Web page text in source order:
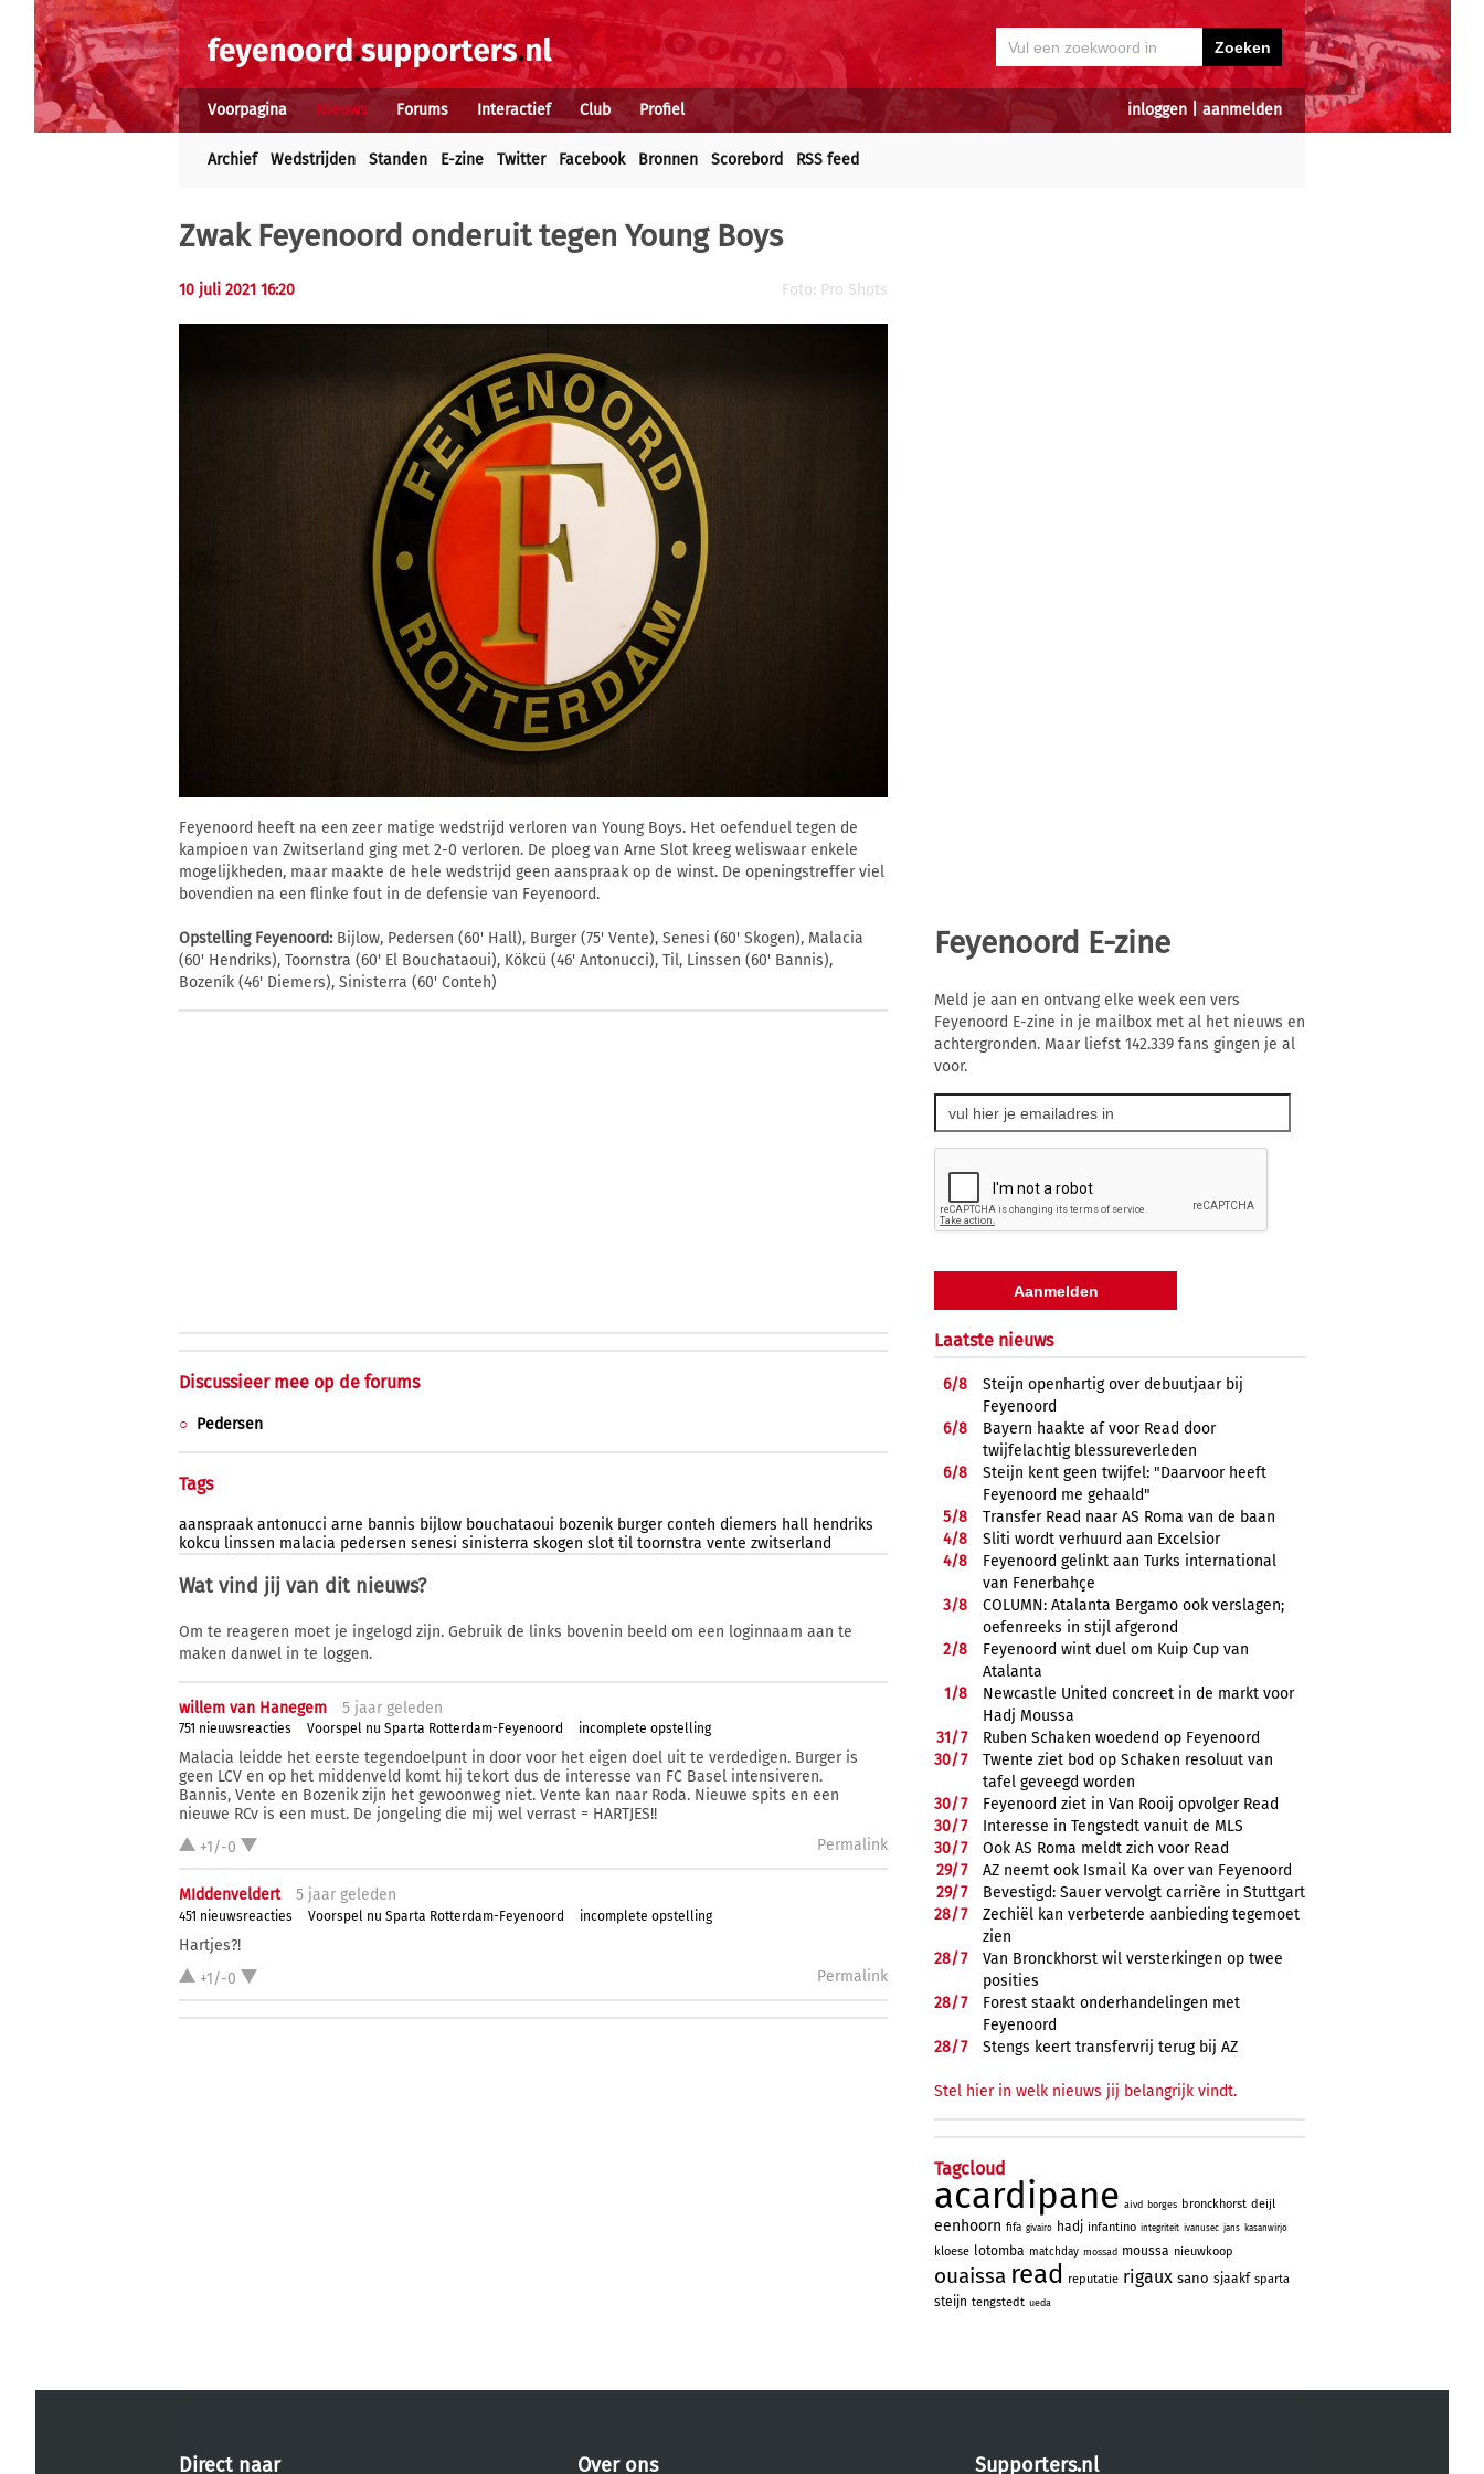
inloggen aanmelden
Voorpagina Nieuws Forums Interactief Club Profiel
Archief Wedstrijden Standen E-zine Twitter Facebook Bronnen Scorebord RSS feed
Zwak Feyenoord onderuit tegen Young Boys
10 juli 2021 16:20 Foto: Pro Shots
Feyenoord heeft na een zeer matige wedstrijd verloren van Young Boys. Het oefenduel tegen de
kampioen van Zwitserland ging met 2-0 verloren. De ploeg van Arne Slot kreeg weliswaar enkele
mogelijkheden, maar maakte de hele wedstrijd geen aanspraak op de winst. De openingstreffer viel
bovendien na een flinke fout in de defensie van Feyenoord.
Opstelling Feyenoord:Bijlow, Pedersen (60' Hall), Burger (75' Vente), Senesi (60' Skogen), Malacia
(60' Hendriks), Toornstra (60' El Bouchataoui), Kökcü (46' Antonucci), Til, Linssen (60' Bannis),
Bozeník (46' Diemers), Sinisterra (60' Conteh)
Discussieer mee op de forums
Pedersen
Tags
aanspraak antonucci arne bannis bijlow bouchataoui bozenik burger conteh diemers hall hendriks
kokcu linssen malacia pedersen senesi sinisterra skogen slot til toornstra vente zwitserland
Wat vind jij van dit nieuws?
Om te reageren moet je ingelogd zijn. Gebruik de links bovenin beeld om een loginnaam aan te
maken danwel in te loggen.
willem van Hanegem 5 jaar geleden
751 nieuwsreacties Voorspel nu Sparta Rotterdam-Feyenoord incomplete opstelling
Malacia leidde het eerste tegendoelpunt in door voor het eigen doel uit te verdedigen. Burger is
geen LCV en op het middenveld komt hij tekort dus de interesse van FC Basel intensiveren.
Bannis, Vente en Bozenik zijn het gewoonweg niet. Vente kan naar Roda. Nieuwe spits en een
nieuwe RCv is een must. De jongeling die mij wel verrast = HARTJES!!
+1/-0
Permalink
MIddenveldert 5 jaar geleden
451 nieuwsreacties Voorspel nu Sparta Rotterdam-Feyenoord incomplete opstelling
Hartjes?!
+1/-0
Permalink
Feyenoord E-zine
Meld je aan en ontvang elke week een vers
Feyenoord E-zine in je mailbox met al het nieuws en
achtergronden. Maar liefst 142.339 fans gingen je al
voor.
Laatste nieuws
6/8
Steijn openhartig over debuutjaar bij
Feyenoord
6/8
Bayern haakte af voor Read door
twijfelachtig blessureverleden
6/8
Steijn kent geen twijfel: "Daarvoor heeft
Feyenoord me gehaald"
5/8
Transfer Read naar AS Roma van de baan
4/8
Sliti wordt verhuurd aan Excelsior
4/8
Feyenoord gelinkt aan Turks international
van Fenerbahçe
3/8
COLUMN: Atalanta Bergamo ook verslagen;
oefenreeks in stijl afgerond
2/8
Feyenoord wint duel om Kuip Cup van
Atalanta
1/8
Newcastle United concreet in de markt voor
Hadj Moussa
31/7
Ruben Schaken woedend op Feyenoord
30/7
Twente ziet bod op Schaken resoluut van
tafel geveegd worden
30/7
Feyenoord ziet in Van Rooij opvolger Read
30/7
Interesse in Tengstedt vanuit de MLS
30/7
Ook AS Roma meldt zich voor Read
29/7
AZ neemt ook Ismail Ka over van Feyenoord
29/7
Bevestigd: Sauer vervolgt carrière in Stuttgart
28/7
Zechiël kan verbeterde aanbieding tegemoet
zien
28/7
Van Bronckhorst wil versterkingen op twee
posities
28/7
Forest staakt onderhandelingen met
Feyenoord
28/7 Stengs keert transfervrij terug bij AZ
Stel hier in welk nieuws jij belangrijk vindt.
Tagcloud
acardipane aivd borges bronckhorst deijl
eenhoorn fifa givairo hadj infantino integriteit ivanusec jans kasanwirjo
kloese lotomba matchday mossad moussa nieuwkoop
ouaissa read reputatie rigaux sano sjaakf sparta
steijn tengstedt ueda
Direct naar Over ons Supporters.nl